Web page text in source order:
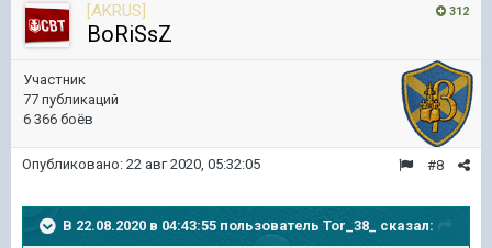
312
[AKRUS]
BoRiSsZ
Участник
77 публикаций
6 366 боёв
#8
Опубликовано: 22 авг 2020, 05:32:05
В 22.08.2020 в 04:43:55 пользователь Tor_38_ сказал: